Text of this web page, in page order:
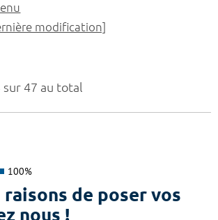
sur 47 au total
100%
raisons de poser vos
nous !
modification]